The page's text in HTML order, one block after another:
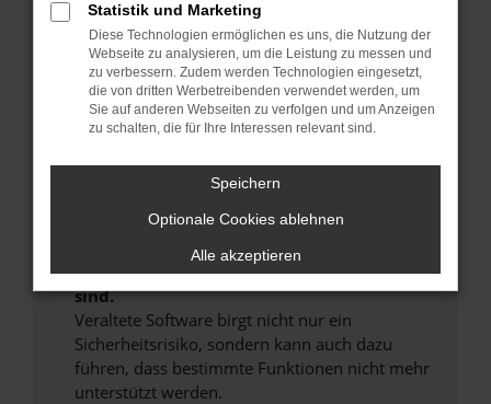
Prüfe deine Browsererweiterungen.
Manche Erweiterungen, wie Werbeblocker,
können das Laden bestimmter Seiten
verhindern. Funktioniert die Seite in einem
anderen Browser oder in einem privaten
Fenster?
Starte dein Gerät neu.
Das kann manchmal helfen, vorübergehende
Probleme zu beheben.
Stelle sicher, dass dein Browser und dein
Betriebssystem auf dem neuesten Stand
sind.
Veraltete Software birgt nicht nur ein
Sicherheitsrisiko, sondern kann auch dazu
führen, dass bestimmte Funktionen nicht mehr
unterstützt werden.
Statistik und Marketing
Diese Technologien ermöglichen es uns, die Nutzung der
Webseite zu analysieren, um die Leistung zu messen und
zu verbessern. Zudem werden Technologien eingesetzt,
die von dritten Werbetreibenden verwendet werden, um
Sie auf anderen Webseiten zu verfolgen und um Anzeigen
zu schalten, die für Ihre Interessen relevant sind.
Speichern
Optionale Cookies ablehnen
Alle akzeptieren